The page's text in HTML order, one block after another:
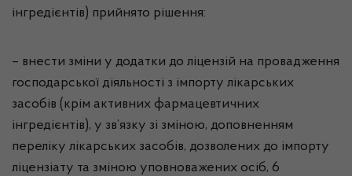
інгредієнтів) прийнято рішення:
– внести зміни у додатки до ліцензій на провадження
господарської діяльності з імпорту лікарських
засобів (крім активних фармацевтичних
інгредієнтів), у зв’язку зі зміною, доповненням
переліку лікарських засобів, дозволених до імпорту
ліцензіату та зміною уповноважених осіб, 6